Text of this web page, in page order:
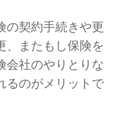
の契約手続きや更
、またもし保険を
会社のやりとりな
るのがメリットで